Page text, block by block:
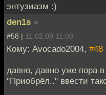
энтузиазм :)
den1s »
#58 | 11.02.09 11:08
Кому: Avocado2004, #48
давно, давно уже пора
"Приобрёл.." ввести